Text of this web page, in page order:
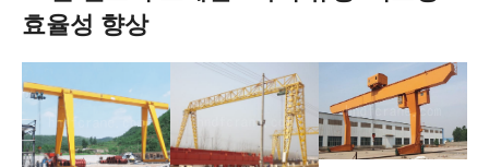
뉴질랜드로 가는 15T MH 싱글 거더 갠트리 크
우즈베키스탄으로 가는 15T 유럽식 싱글 거더
갠트리 크레인 선적
효율성 향상